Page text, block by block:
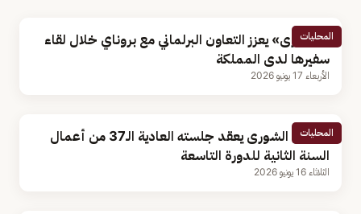
المحليات
«الشورى» يعزز التعاون البرلماني مع بروناي خلال لقاء
سفيرها لدى المملكة
الأربعاء 17 يونيو 2026
المحليات
مجلس الشورى يعقد جلسته العادية الـ37 من أعمال
السنة الثانية للدورة التاسعة
الثلاثاء 16 يونيو 2026